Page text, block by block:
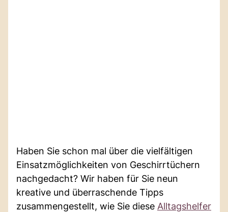
Haben Sie schon mal über die vielfältigen
Einsatzmöglichkeiten von Geschirrtüchern
nachgedacht? Wir haben für Sie neun
kreative und überraschende Tipps
zusammengestellt, wie Sie diese Alltagshelfer